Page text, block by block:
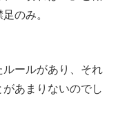
のみ。
ールがあり、それ
あまりないのでし